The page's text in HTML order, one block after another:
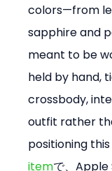
colors—from
sapphire and
meant to be
held by hand,
crossbody,
outfit rather
positioning
itemで、Apple